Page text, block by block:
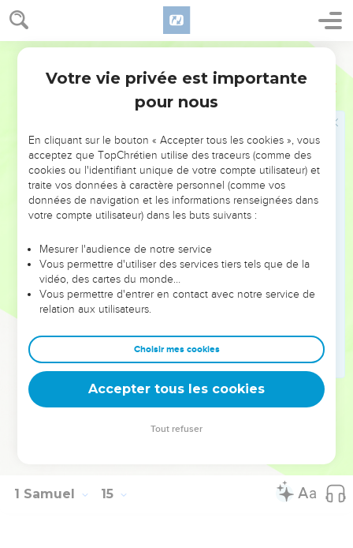
1 Samuel 14
44 וַיֹּ֣אמֶר שָׁא֔וּל כֹּֽה־יַעֲשֶׂ֥ה אֱלֹהִ֖ים וְכֹ֣ה יוֹסִ֑ף כִּֽי־מ֥וֹת תָּמ֖וּת יוֹנָתָֽן׃
וַיֹּ֨אמֶר הָעָ֜ם אֶל־שָׁא֗וּל הֲ‍ֽיוֹנָתָ֤ן ׀ יָמוּת֙ אֲשֶׁ֣ר עָ֠שָׂה הַיְשׁוּעָ֨ה הַגְּדוֹלָ֣ה
הַזֹּאת֮ בְּיִשְׂרָאֵל֒ חָלִ֗ילָה חַי־יְהוָה֙ אִם־יִפֹּ֞ל מִשַּׂעֲרַ֤ת רֹאשׁוֹ֙ אַ֔רְצָה
כִּֽי־עִם־אֱלֹהִ֥ים עָשָׂ֖ה הַיּ֣וֹם הַזֶּ֑ה וַיִּפְדּ֥וּ הָעָ֛ם אֶת־יוֹנָתָ֖ן וְלֹא־מֵֽת׃
וַיַּ֣עַל שָׁא֔וּל מֵאַחֲרֵ֖י פְּלִשְׁתִּ֑ים וּפְלִשְׁתִּ֖ים הָלְכ֥וּ לִמְקוֹמָֽם׃
Les victoires de Saül. Sa famille
וְשָׁא֛וּל לָכַ֥ד הַמְּלוּכָ֖ה עַל־יִשְׂרָאֵ֑ל וַיִּלָּ֣חֶם סָבִ֣יב ׀ בְּֽכָל־אֹיְבָ֡יו בְּמוֹאָ֣ב
׀ וּבִבְנֵי־עַמּ֨וֹן וּבֶאֱד֜וֹם וּבְמַלְכֵ֤י צוֹבָה֙ וּבַפְּלִשְׁתִּ֔ים וּבְכֹ֥ל אֲשֶׁר־יִפְנֶ֖ה
יַרְשִֽׁיעַ׃
וַיִּֽהְיוּ֙ בְּנֵ֣י שָׁא֔וּל יוֹנָתָ֥ן וְיִשְׁוִ֖י וּמַלְכִּי־שׁ֑וּעַ וְשֵׁם֙ שְׁתֵּ֣י בְנֹתָ֔יו שֵׁ֤ם הַבְּכִירָה֙
מֵרַ֔ב וְשֵׁ֥ם הַקְּטַנָּ֖ה מִיכַֽל׃
וְשֵׁם֙ אֵ֣שֶׁת שָׁא֔וּל אֲחִינֹ֖עַם בַּת־אֲחִימָ֑עַץ וְשֵׁ֤ם שַׂר־צְבָאוֹ֙ אֲבִינֵ֔ר
וְקִ֧ישׁ אֲבִֽי־שָׁא֛וּל וְנֵ֥ר אֲבִֽי־אַבְנֵ֖ר בֶּן־אֲבִיאֵֽל׃
וַתְּהִ֤י הַמִּלְחָמָה֙ חֲזָקָ֣ה עַל־פְּלִשְׁתִּ֔ים כֹּ֖ל יְמֵ֣י שָׁא֑וּל וְרָאָ֨ה שָׁא֜וּל
כָּל־אִ֤ישׁ גִּבּוֹר֙ וְכָל־בֶּן־חַ֔יִל וַיַּאַסְפֵ֖הוּ אֵלָֽיו׃
Hébreu : © Westminster Leningrad Codex - tanach.us --- Grec : © 2010 by the
1 Samuel 15
Votre vie privée est importante
pour nous
En cliquant sur le bouton « Accepter tous les cookies », vous
acceptez que TopChrétien utilise des traceurs (comme des
cookies ou l'identifiant unique de votre compte utilisateur) et
traite vos données à caractère personnel (comme vos
données de navigation et les informations renseignées dans
votre compte utilisateur) dans les buts suivants :
Mesurer l'audience de notre service
Vous permettre d'utiliser des services tiers tels que de la
vidéo, des cartes du monde…
Vous permettre d'entrer en contact avec notre service de
relation aux utilisateurs.
Choisir mes cookies
Accepter tous les cookies
Tout refuser